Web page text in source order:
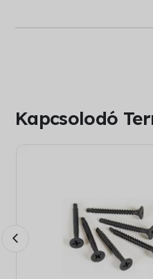
Kapcsolodó